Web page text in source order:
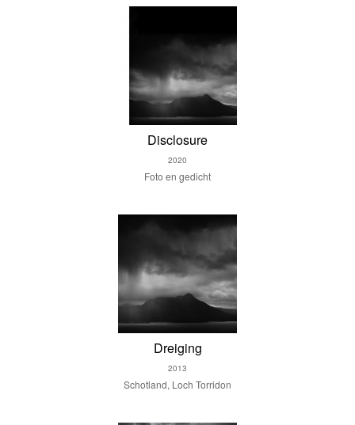
Disclosure
2020
Foto en gedicht
Dreiging
2013
Schotland, Loch Torridon